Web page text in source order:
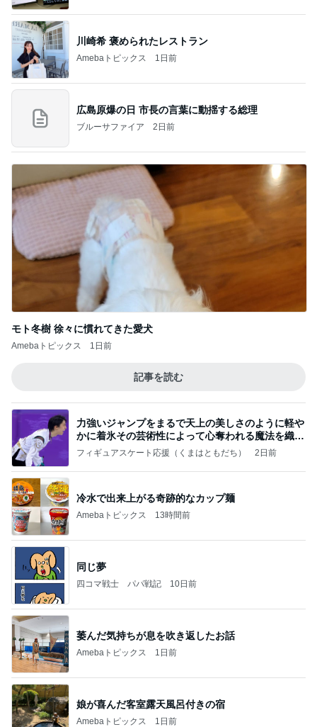
川崎希 褒められたレストラン
Amebaトピックス 1日前
広島原爆の日 市長の言葉に動揺する総理
ブルーサファイア 2日前
モト冬樹 徐々に慣れてきた愛犬
Amebaトピックス 1日前
記事を読む
力強いジャンプをまるで天上の美しさのように軽や
かに着氷その芸術性によって心奪われる魔法を織り
なす
フィギュアスケート応援（くまはともだち） 2日前
冷水で出来上がる奇跡的なカップ麺
Amebaトピックス 13時間前
同じ夢
四コマ戦士 パパ戦記 10日前
萎んだ気持ちが息を吹き返したお話
Amebaトピックス 1日前
娘が喜んだ客室露天風呂付きの宿
Amebaトピックス 1日前